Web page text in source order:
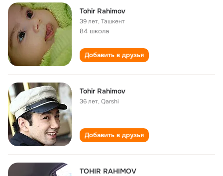
Tohir Rahimov
39 лет,Ташкент
84 школа
Добавить в друзья
Tohir Rahimov
36 лет,Qarshi
Добавить в друзья
TOHIR RAHIMOV